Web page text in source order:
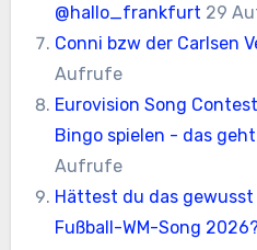
@hallo_frankfurt 29
Conni bzw der Carlsen
Aufrufe
Eurovision Song
Bingo spielen - das
Aufrufe
Hättest du das
Fußball-WM-Song 2026?